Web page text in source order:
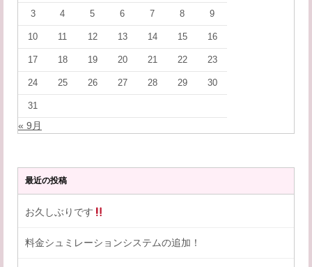
3 4 5 6 7 8 9
10 11 12 13 14 15 16
17 18 19 20 21 22 23
24 25 26 27 28 29 30
31
« 9月
最近の投稿
お久しぶりです
料金シュミレーションシステムの追加！